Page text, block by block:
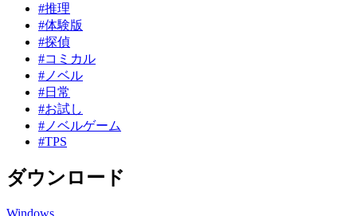
#推理
#体験版
#探偵
#コミカル
#ノベル
#日常
#お試し
#ノベルゲーム
#TPS
ダウンロード
Windows